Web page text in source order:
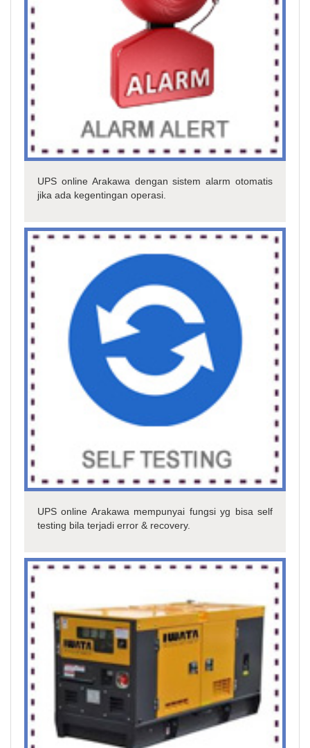
UPS online Arakawa dengan sistem alarm otomatis
jika ada kegentingan operasi.
UPS online Arakawa mempunyai fungsi yg bisa self
testing bila terjadi error & recovery.